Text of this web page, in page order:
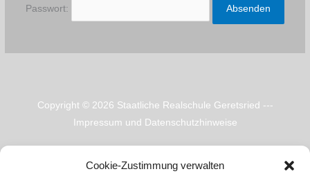
Cookie-Zustimmung verwalten
Passwort:
Copyright © 2026 Staatliche Realschule Geretsried ---
Impressum und Datenschutzhinweise